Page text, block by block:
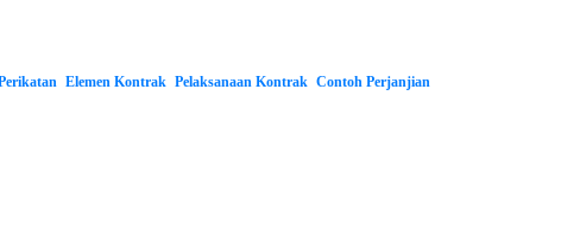
Elemen Kontrak Pelaksanaan Kontrak Contoh Perjanjian